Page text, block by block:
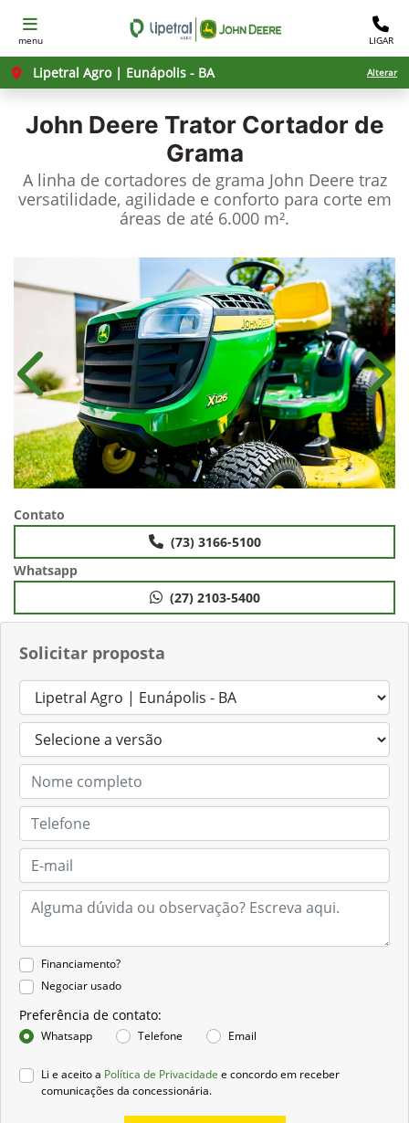
menu LIGAR
Lipetral Agro | Eunápolis - BA Alterar
John Deere Trator Cortador de
Grama
A linha de cortadores de grama John Deere traz
versatilidade, agilidade e conforto para corte em
áreas de até 6.000 m².
Solicitar proposta
Financiamento?
Negociar usado
Preferência de contato:
Whatsapp Telefone Email
Li e aceito a Política de Privacidade e concordo em receber
comunicações da concessionária.
Anterior
Contato
(73) 3166-5100
Whatsapp
(27) 2103-5400